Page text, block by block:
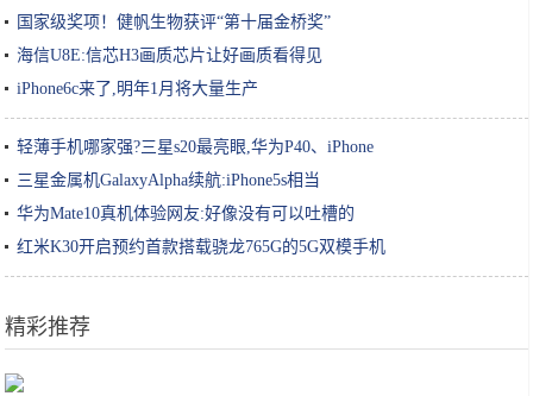
国家级奖项！健帆生物获评“第十届金桥奖”
海信U8E:信芯H3画质芯片让好画质看得见
iPhone6c来了,明年1月将大量生产
轻薄手机哪家强?三星s20最亮眼,华为P40、iPhone
三星金属机GalaxyAlpha续航:iPhone5s相当
华为Mate10真机体验网友:好像没有可以吐槽的
红米K30开启预约首款搭载骁龙765G的5G双模手机
精彩推荐